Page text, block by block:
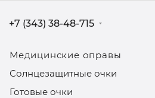
Медицинские оправы
Солнцезащитные очки
Готовые очки
+7 (343) 38-48-715